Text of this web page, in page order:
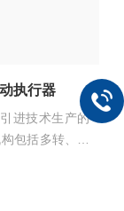
执行器
进技术生产的
包括多转、角
部进口，零部
格执行国家标